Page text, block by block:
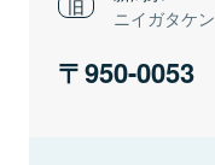
ニイガタケン
950-0053